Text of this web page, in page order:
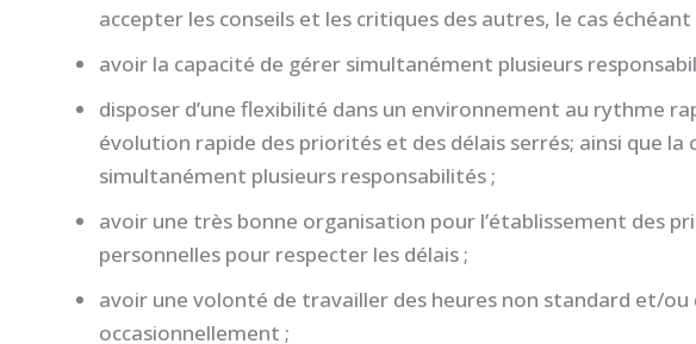
accepter les conseils et les critiques des autres, le cas échéant
avoir la capacité de gérer simultanément plusieurs
disposer d’une flexibilité dans un environnement au rythme
évolution rapide des priorités et des délais serrés; ainsi que la
simultanément plusieurs responsabilités ;
avoir une très bonne organisation pour l’établissement des
personnelles pour respecter les délais ;
avoir une volonté de travailler des heures non standard et/ou
occasionnellement ;